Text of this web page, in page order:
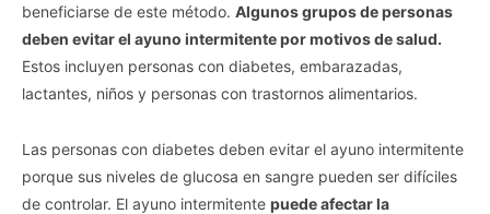
beneficiarse de este método. Algunos grupos de personas
deben evitar el ayuno intermitente por motivos de salud.
Estos incluyen personas con diabetes, embarazadas,
lactantes, niños y personas con trastornos alimentarios.
Las personas con diabetes deben evitar el ayuno intermitente
porque sus niveles de glucosa en sangre pueden ser difíciles
de controlar. El ayuno intermitente puede afectar la